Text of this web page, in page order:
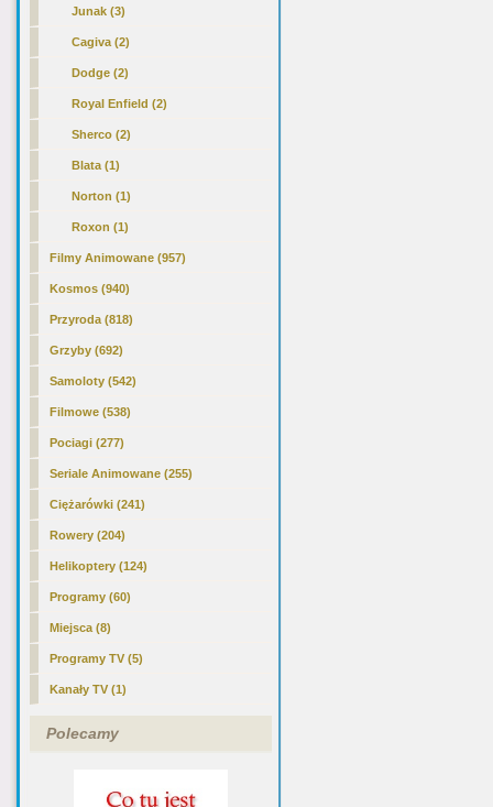
Junak (3)
Cagiva (2)
Dodge (2)
Royal Enfield (2)
Sherco (2)
Blata (1)
Norton (1)
Roxon (1)
Filmy Animowane (957)
Kosmos (940)
Przyroda (818)
Grzyby (692)
Samoloty (542)
Filmowe (538)
Pociagi (277)
Seriale Animowane (255)
Ciężarówki (241)
Rowery (204)
Helikoptery (124)
Programy (60)
Miejsca (8)
Programy TV (5)
Kanały TV (1)
Polecamy